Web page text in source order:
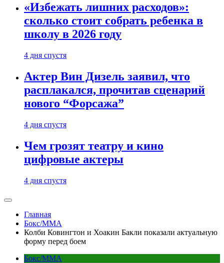
«Избежать лишних расходов»:
сколько стоит собрать ребенка в
школу в 2026 году
4 дня спустя
Актер Вин Дизель заявил, что
расплакался, прочитав сценарий
нового “Форсажа”
4 дня спустя
Чем грозят театру и кино
цифровые актеры
4 дня спустя
Главная
Бокс/MMA
Колби Ковингтон и Хоакин Бакли показали актуальную
форму перед боем
Бокс/MMA